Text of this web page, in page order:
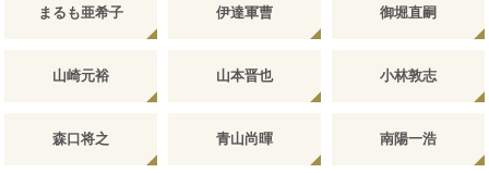
まるも亜希子 伊達軍曹 御堀直嗣
山崎元裕 山本晋也 小林敦志
森口将之 青山尚暉 南陽一浩